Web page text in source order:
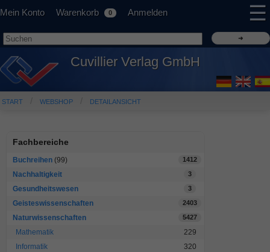
Mein Konto Warenkorb 0 Anmelden ☰
Cuvillier Verlag GmbH
START WEBSHOP DETAILANSICHT
Fachbereiche
Buchreihen (99) 1412
Nachhaltigkeit 3
Gesundheitswesen 3
Geisteswissenschaften 2403
Naturwissenschaften 5427
Mathematik
229
Informatik
320